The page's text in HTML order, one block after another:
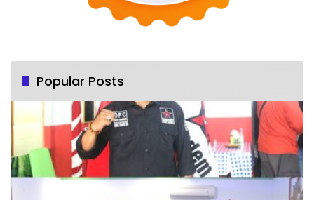
Popular Posts